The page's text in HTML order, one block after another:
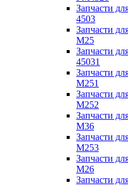
Запчасти
4503
Запчасти
M25
Запчасти
45031
Запчасти
M251
Запчасти
M252
Запчасти
M36
Запчасти
M253
Запчасти
M26
Запчасти